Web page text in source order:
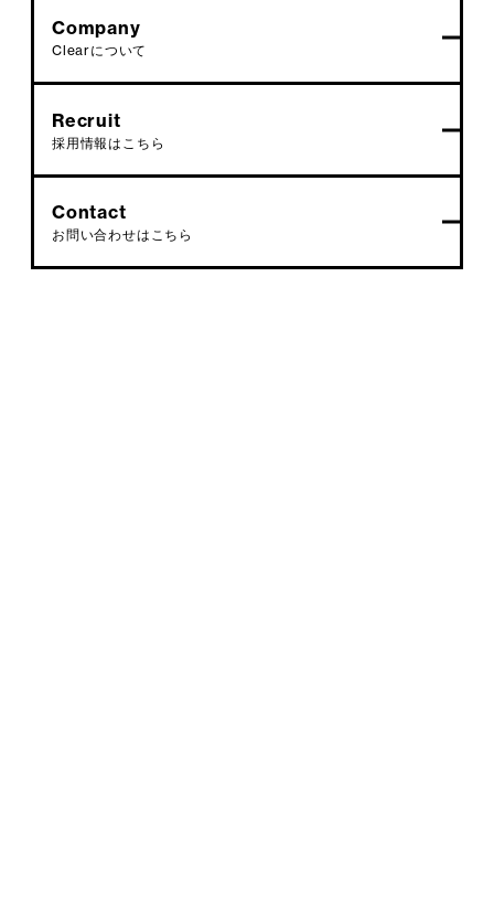
Company
Clearについて
Recruit
採用情報はこちら
Contact
お問い合わせはこちら